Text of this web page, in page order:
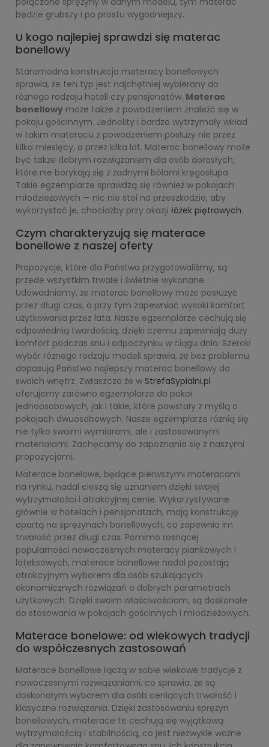
będzie grubszy i po prostu wygodniejszy.
U kogo najlepiej sprawdzi się materac
bonellowy
Staromodna konstrukcja materacy bonellowych
sprawia, że ten typ jest najchętniej wybierany do
różnego rodzaju hoteli czy pensjonatów. Materac
bonellowy może także z powodzeniem znaleźć się w
pokoju gościnnym. Jednolity i bardzo wytrzymały wkład
w takim materacu z powodzeniem posłuży nie przez
kilka miesięcy, a przez kilka lat. Materac bonellowy może
być także dobrym rozwiązaniem dla osób dorosłych,
które nie borykają się z żadnymi bólami kręgosłupa.
Takie egzemplarze sprawdzą się również w pokojach
młodzieżowych — nic nie stoi na przeszkodzie, aby
wykorzystać je, chociażby przy okazji łóżek piętrowych.
Czym charakteryzują się materace
bonellowe z naszej oferty
Propozycje, które dla Państwa przygotowaliśmy, są
przede wszystkim trwałe i świetnie wykonane.
Udowadniamy, że materac bonellowy może posłużyć
przez długi czas, a przy tym zapewniać wysoki komfort
użytkowania przez lata. Nasze egzemplarze cechują się
odpowiednią twardością, dzięki czemu zapewniają duży
komfort podczas snu i odpoczynku w ciągu dnia. Szeroki
wybór różnego rodzaju modeli sprawia, że bez problemu
dopasują Państwo najlepszy materac bonellowy do
swoich wnętrz. Zwłaszcza że w StrefaSypialni.pl
oferujemy zarówno egzemplarze do pokoi
jednoosobowych, jak i takie, które powstały z myślą o
pokojach dwuosobowych. Nasze egzemplarze różnią się
nie tylko swoimi wymiarami, ale i zastosowanymi
materiałami. Zachęcamy do zapoznania się z naszymi
propozycjami.
Materace bonelowe, będące pierwszymi materacami
na rynku, nadal cieszą się uznaniem dzięki swojej
wytrzymałości i atrakcyjnej cenie. Wykorzystywane
głównie w hotelach i pensjonatach, mają konstrukcję
opartą na sprężynach bonellowych, co zapewnia im
trwałość przez długi czas. Pomimo rosnącej
popularności nowoczesnych materacy piankowych i
lateksowych, materace bonellowe nadal pozostają
atrakcyjnym wyborem dla osób szukających
ekonomicznych rozwiązań o dobrych parametrach
użytkowych. Dzięki swoim właściwościom, są doskonałe
do stosowania w pokojach gościnnych i młodzieżowych.
Materace bonelowe: od wiekowych tradycji
do współczesnych zastosowań
Materace bonellowe łączą w sobie wiekowe tradycje z
nowoczesnymi rozwiązaniami, co sprawia, że są
doskonałym wyborem dla osób ceniących trwałość i
klasyczne rozwiązania. Dzięki zastosowaniu sprężyn
bonellowych, materace te cechują się wyjątkową
wytrzymałością i stabilnością, co jest niezwykle ważne